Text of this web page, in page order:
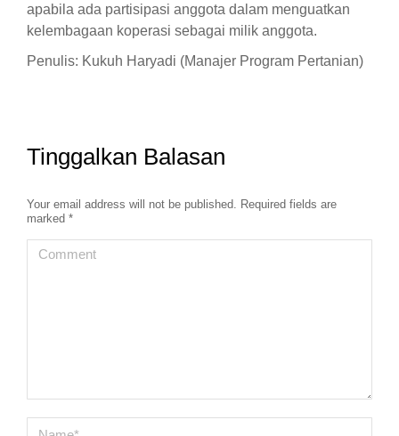
apabila ada partisipasi anggota dalam menguatkan
kelembagaan koperasi sebagai milik anggota.
Penulis: Kukuh Haryadi (Manajer Program Pertanian)
Tinggalkan Balasan
Your email address will not be published. Required fields are
marked *
Comment
Name *